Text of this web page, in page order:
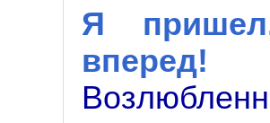
Я
вперед!